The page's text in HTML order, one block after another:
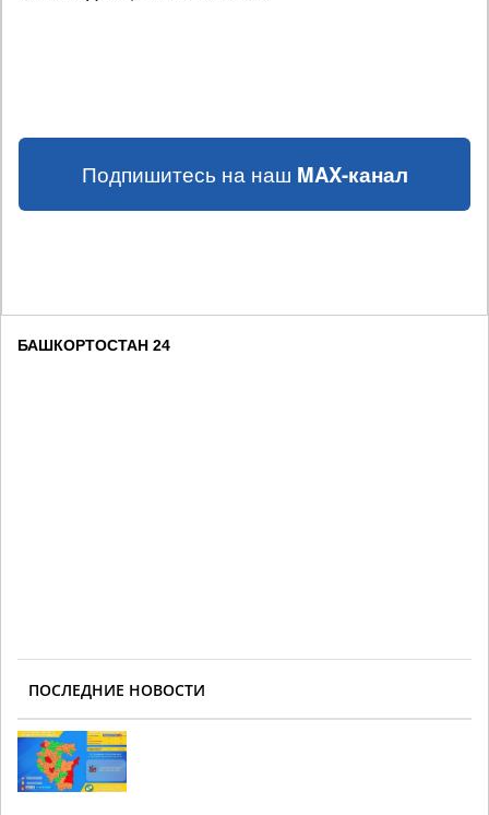
Подпишитесь на наш MAX-канал
БАШКОРТОСТАН 24
ПОСЛЕДНИЕ НОВОСТИ